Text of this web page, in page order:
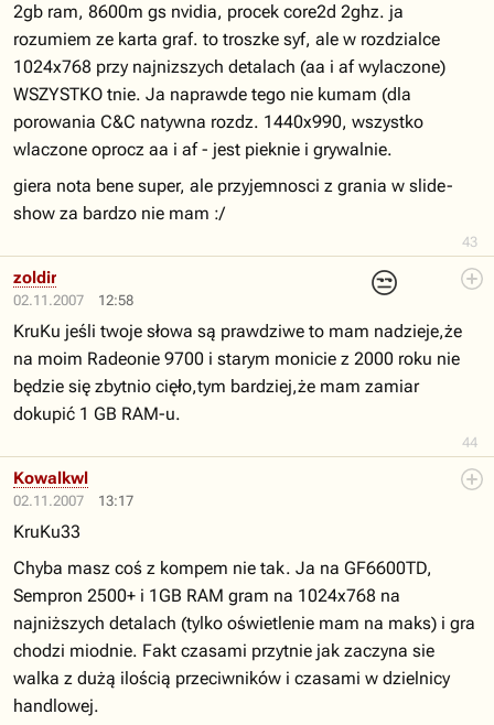
43
2gb ram, 8600m gs nvidia, procek core2d 2ghz. ja
rozumiem ze karta graf. to troszke syf, ale w rozdzialce
1024x768 przy najnizszych detalach (aa i af wylaczone)
WSZYSTKO tnie. Ja naprawde tego nie kumam (dla
porowania C&C natywna rozdz. 1440x990, wszystko
wlaczone oprocz aa i af - jest pieknie i grywalnie.
giera nota bene super, ale przyjemnosci z grania w slide-
show za bardzo nie mam :/
02.11.2007 12:58
😒
44
zoldir
KruKu jeśli twoje słowa są prawdziwe to mam nadzieje,że
na moim Radeonie 9700 i starym monicie z 2000 roku nie
będzie się zbytnio cięło,tym bardziej,że mam zamiar
dokupić 1 GB RAM-u.
02.11.2007 13:17
Kowalkwl
KruKu33
Chyba masz coś z kompem nie tak. Ja na GF6600TD,
Sempron 2500+ i 1GB RAM gram na 1024x768 na
najniższych detalach (tylko oświetlenie mam na maks) i gra
chodzi miodnie. Fakt czasami przytnie jak zaczyna sie
walka z dużą ilością przeciwników i czasami w dzielnicy
handlowej.